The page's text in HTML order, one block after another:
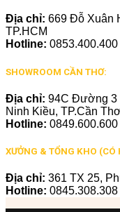
Địa chỉ: 669 Đỗ Xuân
TP.HCM
Hotline: 0853.400.400
SHOWROOM CẦN THƠ:
Địa chỉ: 94C Đường 3
Ninh Kiều, TP.Cần Thơ
Hotline: 0849.600.600
XƯỞNG & TỔNG KHO (CÓ
Địa chỉ: 361 TX 25,
Hotline: 0845.308.308